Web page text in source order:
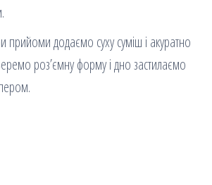
прийоми додаємо суху суміш і акуратно
роз’ємну форму і дно застилаємо